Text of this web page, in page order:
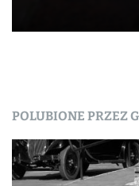
POLUBIONE PRZEZ